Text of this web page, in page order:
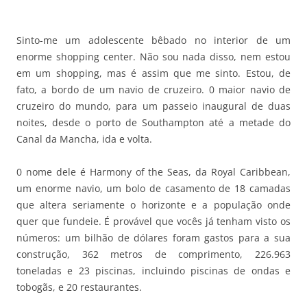
Sinto-me um adolescente bêbado no interior de um
enorme shopping center. Não sou nada disso, nem estou
em um shopping, mas é assim que me sinto. Estou, de
fato, a bordo de um navio de cruzeiro. 0 maior navio de
cruzeiro do mundo, para um passeio inaugural de duas
noites, desde o porto de Southampton até a metade do
Canal da Mancha, ida e volta.
0 nome dele é Harmony of the Seas, da Royal Caribbean,
um enorme navio, um bolo de casamento de 18 camadas
que altera seriamente o horizonte e a população onde
quer que fundeie. É provável que vocês já tenham visto os
números: um bilhão de dólares foram gastos para a sua
construção, 362 metros de comprimento, 226.963
toneladas e 23 piscinas, incluindo piscinas de ondas e
tobogãs, e 20 restaurantes.